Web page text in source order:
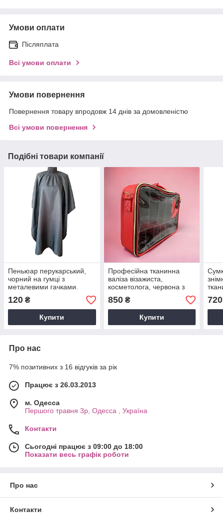
Умови оплати
Післяплата
Всі умови оплати
Умови повернення
Повернення товару впродовж 14 днів за домовленістю
Всі умови повернення
Подібні товари компанії
Пеньюар перукарський,
чорний на гумці з
металевими гачками.
120 ₴
Купити
Професійна тканинна
валіза візажиста,
косметолога, червона з
прозорим верхом
850₴
Купити
720
Про нас
7% позитивних з 16 відгуків за рік
Працює з 26.03.2013
м. Одесса
Першого травня 3р, Одесса , Україна
Контакти
Сьогодні працює з 09:00 до 18:00
Показати весь графік роботи
Про нас
Контакти